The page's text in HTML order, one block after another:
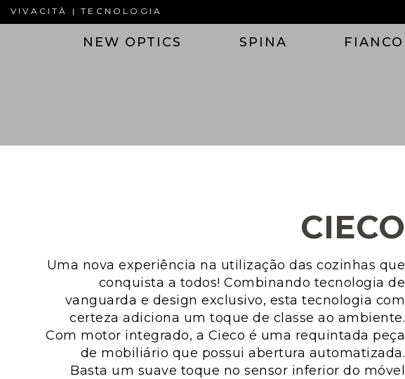
VIVACITÀ | TECNOLOGIA
NEW OPTICS SPINA FIANCO
CIECO
Uma nova experiência na utilização das cozinhas que
conquista a todos! Combinando tecnologia de
vanguarda e design exclusivo, esta tecnologia com
certeza adiciona um toque de classe ao ambiente.
Com motor integrado, a Cieco é uma requintada peça
de mobiliário que possui abertura automatizada.
Basta um suave toque no sensor inferior do móvel